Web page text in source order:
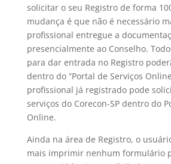
solicitar o seu Registro de forma
mudança é que não é necessário
profissional entregue a
presencialmente ao Conselho.
para dar entrada no Registro
dentro do “Portal de Serviços
profissional já registrado pode
serviços do Corecon-SP dentro do
Online.
Ainda na área de Registro, o
mais imprimir nenhum formulário